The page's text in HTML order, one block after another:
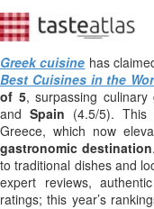
Greek cuisine has
Best Cuisines in the
of 5, surpassing
and Spain (4.5/5).
Greece, which now
gastronomic destination
to traditional dishes and
expert reviews,
ratings; this year’s